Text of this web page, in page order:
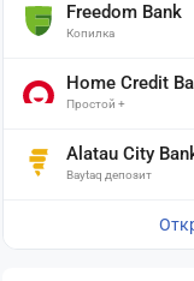
Freedom Bank
Копилка
Home Credit
Простой +
Alatau City
Baytaq депозит